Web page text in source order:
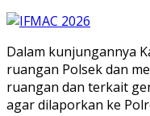
Dalam kunjungannya
ruangan Polsek dan
ruangan dan terkait
agar dilaporkan ke